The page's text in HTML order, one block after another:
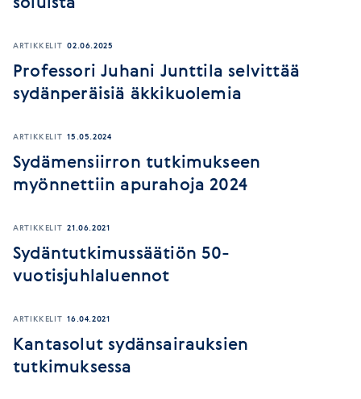
soluista
ARTIKKELIT 02.06.2025
Professori Juhani Junttila selvittää
sydänperäisiä äkkikuolemia
ARTIKKELIT 15.05.2024
Sydämensiirron tutkimukseen
myönnettiin apurahoja 2024
ARTIKKELIT 21.06.2021
Sydäntutkimussäätiön 50-
vuotisjuhlaluennot
ARTIKKELIT 16.04.2021
Kantasolut sydänsairauksien
tutkimuksessa